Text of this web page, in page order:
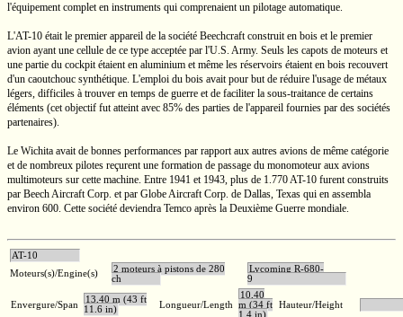
l'équipement complet en instruments qui comprenaient un pilotage automatique.
L'AT-10 était le premier appareil de la société Beechcraft construit en bois et le premier
avion ayant une cellule de ce type acceptée par l'U.S. Army. Seuls les capots de moteurs et
une partie du cockpit étaient en aluminium et même les réservoirs étaient en bois recouvert
d'un caoutchouc synthétique. L'emploi du bois avait pour but de réduire l'usage de métaux
légers, difficiles à trouver en temps de guerre et de faciliter la sous-traitance de certains
éléments (cet objectif fut atteint avec 85% des parties de l'appareil fournies par des sociétés
partenaires).
Le Wichita avait de bonnes performances par rapport aux autres avions de même catégorie
et de nombreux pilotes reçurent une formation de passage du monomoteur aux avions
multimoteurs sur cette machine. Entre 1941 et 1943, plus de 1.770AT-10 furent construits
par Beech AircraftCorp. et par Globe AircraftCorp. de Dallas, Texas qui en assembla
environ 600. Cette société deviendra Temco après la Deuxième Guerre mondiale.
AT-10
Moteurs(s)/Engine(s)
2 moteurs à pistons de 280
ch
Lycoming R-680-
9
Envergure/Span
13,40 m (43 ft
11.6 in)
Longueur/Length
10,40
m (34 ft
1.4 in)
Hauteur/Height